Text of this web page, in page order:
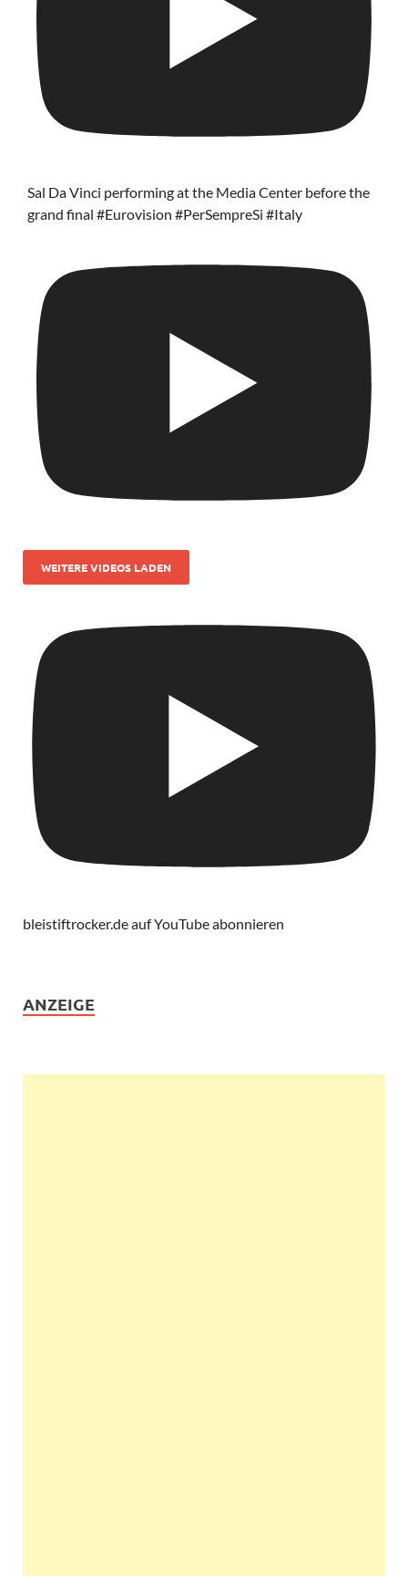
Sal Da Vinci performing at the Media Center before the
grand final #Eurovision #PerSempreSi #Italy
WEITERE VIDEOS LADEN
bleistiftrocker.de auf YouTube abonnieren
ANZEIGE